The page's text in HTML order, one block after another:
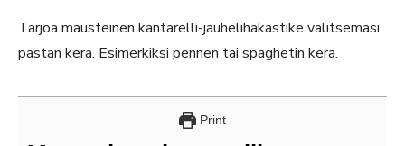
Tarjoa mausteinen kantarelli-jauhelihakastike valitsemasi
pastan kera. Esimerkiksi pennen tai spaghetin kera.
Print